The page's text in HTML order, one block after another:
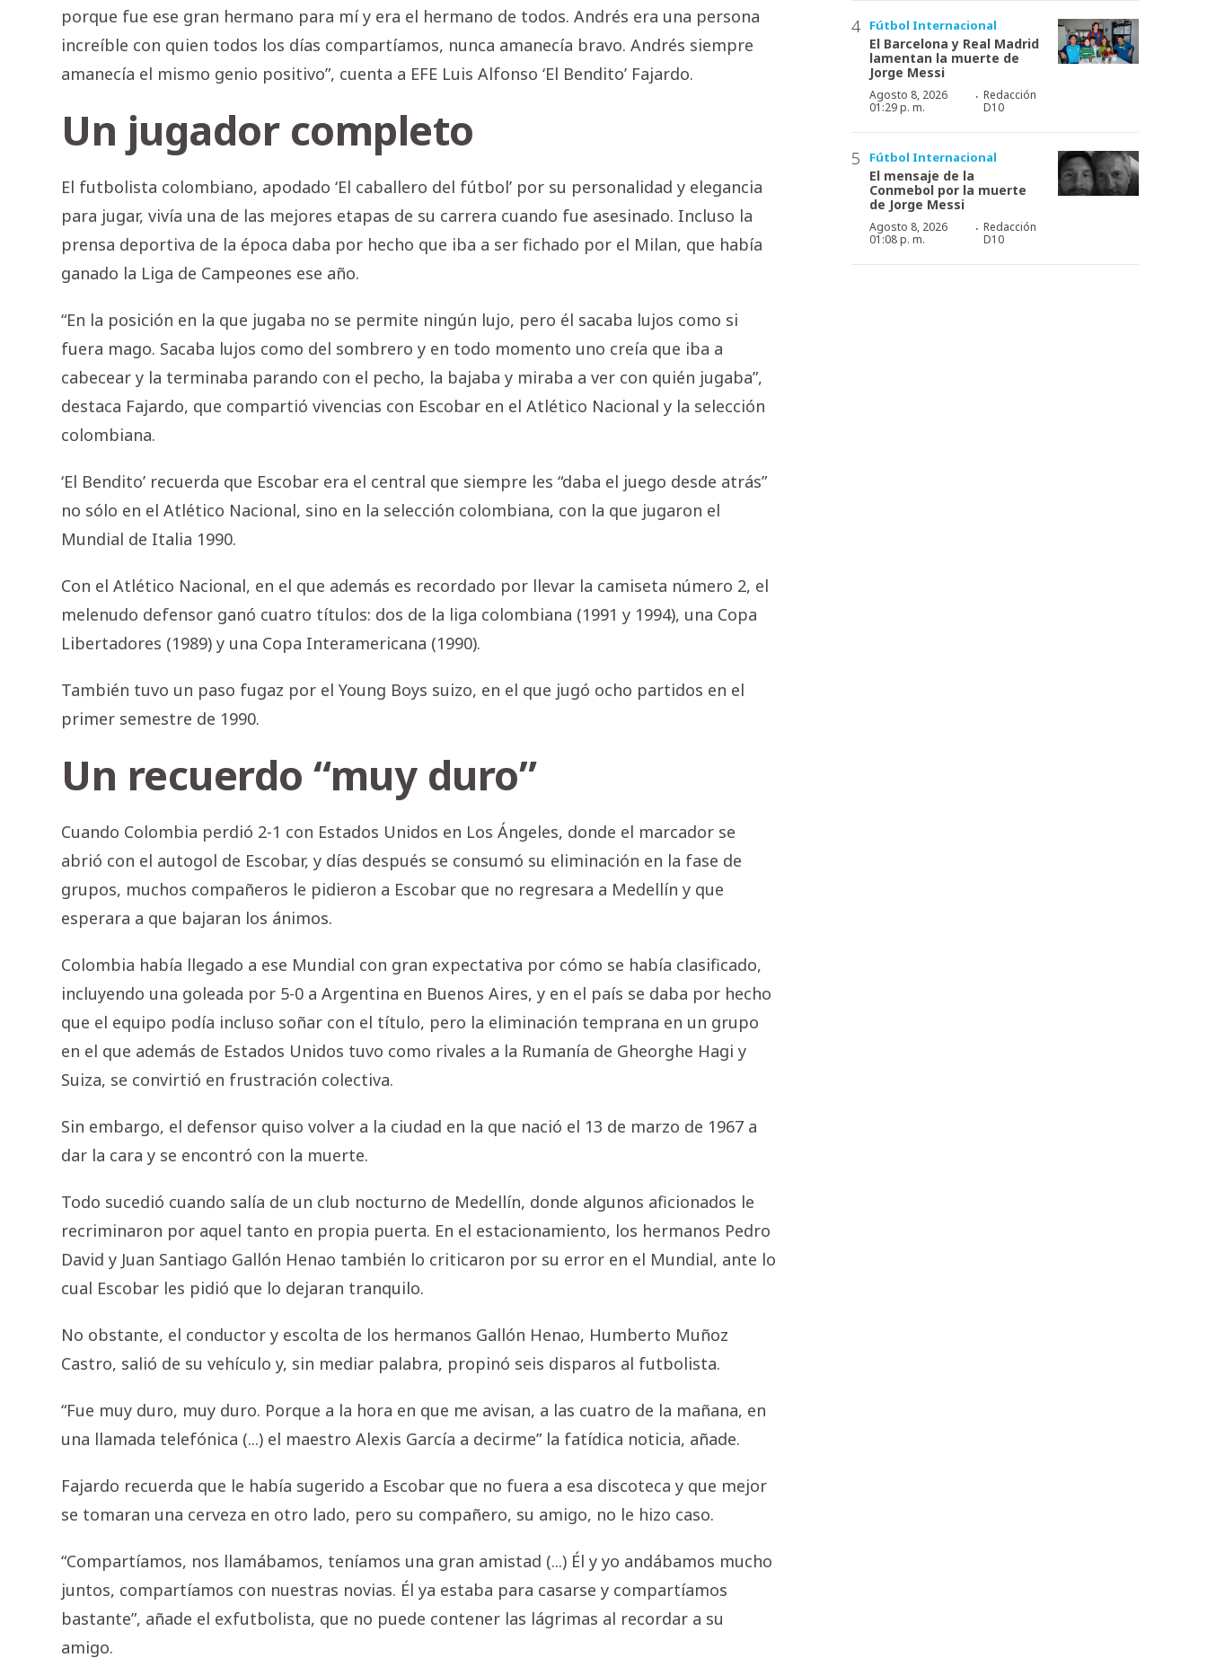
porque fue ese gran hermano para mí y era el hermano de todos. Andrés era una persona
increíble con quien todos los días compartíamos, nunca amanecía bravo. Andrés siempre
amanecía el mismo genio positivo”, cuenta a EFE Luis Alfonso ‘El Bendito’ Fajardo.
Un jugador completo
El futbolista colombiano, apodado ‘El caballero del fútbol’ por su personalidad y elegancia
para jugar, vivía una de las mejores etapas de su carrera cuando fue asesinado. Incluso la
prensa deportiva de la época daba por hecho que iba a ser fichado por el Milan, que había
ganado la Liga de Campeones ese año.
“En la posición en la que jugaba no se permite ningún lujo, pero él sacaba lujos como si
fuera mago. Sacaba lujos como del sombrero y en todo momento uno creía que iba a
cabecear y la terminaba parando con el pecho, la bajaba y miraba a ver con quién jugaba”,
destaca Fajardo, que compartió vivencias con Escobar en el Atlético Nacional y la selección
colombiana.
‘El Bendito’ recuerda que Escobar era el central que siempre les “daba el juego desde atrás”
no sólo en el Atlético Nacional, sino en la selección colombiana, con la que jugaron el
Mundial de Italia 1990.
Con el Atlético Nacional, en el que además es recordado por llevar la camiseta número 2, el
melenudo defensor ganó cuatro títulos: dos de la liga colombiana (1991 y 1994), una Copa
Libertadores (1989) y una Copa Interamericana (1990).
También tuvo un paso fugaz por el Young Boys suizo, en el que jugó ocho partidos en el
primer semestre de 1990.
Un recuerdo “muy duro”
Cuando Colombia perdió 2-1 con Estados Unidos en Los Ángeles, donde el marcador se
abrió con el autogol de Escobar, y días después se consumó su eliminación en la fase de
grupos, muchos compañeros le pidieron a Escobar que no regresara a Medellín y que
esperara a que bajaran los ánimos.
Colombia había llegado a ese Mundial con gran expectativa por cómo se había clasificado,
incluyendo una goleada por 5-0 a Argentina en Buenos Aires, y en el país se daba por hecho
que el equipo podía incluso soñar con el título, pero la eliminación temprana en un grupo
en el que además de Estados Unidos tuvo como rivales a la Rumanía de Gheorghe Hagi y
Suiza, se convirtió en frustración colectiva.
Sin embargo, el defensor quiso volver a la ciudad en la que nació el 13 de marzo de 1967 a
dar la cara y se encontró con la muerte.
Todo sucedió cuando salía de un club nocturno de Medellín, donde algunos aficionados le
recriminaron por aquel tanto en propia puerta. En el estacionamiento, los hermanos Pedro
David y Juan Santiago Gallón Henao también lo criticaron por su error en el Mundial, ante lo
cual Escobar les pidió que lo dejaran tranquilo.
No obstante, el conductor y escolta de los hermanos Gallón Henao, Humberto Muñoz
Castro, salió de su vehículo y, sin mediar palabra, propinó seis disparos al futbolista.
“Fue muy duro, muy duro. Porque a la hora en que me avisan, a las cuatro de la mañana, en
una llamada telefónica (...) el maestro Alexis García a decirme” la fatídica noticia, añade.
Fajardo recuerda que le había sugerido a Escobar que no fuera a esa discoteca y que mejor
se tomaran una cerveza en otro lado, pero su compañero, su amigo, no le hizo caso.
“Compartíamos, nos llamábamos, teníamos una gran amistad (...) Él y yo andábamos mucho
juntos, compartíamos con nuestras novias. Él ya estaba para casarse y compartíamos
bastante”, añade el exfutbolista, que no puede contener las lágrimas al recordar a su
amigo.
Fútbol Internacional
El Barcelona y Real Madrid
lamentan la muerte de
Jorge Messi
Agosto 8, 2026
01:29 p. m.
· Redacción
D10
Fútbol Internacional
El mensaje de la
Conmebol por la muerte
de Jorge Messi
Agosto 8, 2026
01:08 p. m.
· Redacción
D10